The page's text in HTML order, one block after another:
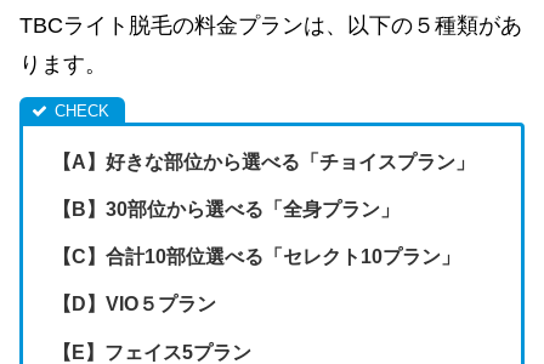
TBCライト脱毛の料金プランは、以下の５種類があ
ります。
【A】好きな部位から選べる「チョイスプラン」
【B】30部位から選べる「全身プラン」
【C】合計10部位選べる「セレクト10プラン」
【D】VIO５プラン
【E】フェイス5プラン